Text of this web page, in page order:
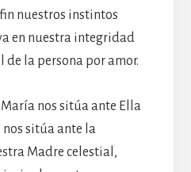
nuestros instintos
en nuestra integridad
la persona por amor.
nos sitúa ante Ella
sitúa ante la
Madre celestial,